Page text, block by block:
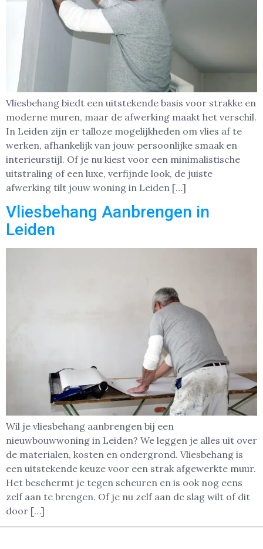
Vliesbehang biedt een uitstekende basis voor strakke en
moderne muren, maar de afwerking maakt het verschil.
In Leiden zijn er talloze mogelijkheden om vlies af te
werken, afhankelijk van jouw persoonlijke smaak en
interieurstijl. Of je nu kiest voor een minimalistische
uitstraling of een luxe, verfijnde look, de juiste
afwerking tilt jouw woning in Leiden […]
Vliesbehang Aanbrengen in
Leiden
Wil je vliesbehang aanbrengen bij een
nieuwbouwwoning in Leiden? We leggen je alles uit over
de materialen, kosten en ondergrond. Vliesbehang is
een uitstekende keuze voor een strak afgewerkte muur.
Het beschermt je tegen scheuren en is ook nog eens
zelf aan te brengen. Of je nu zelf aan de slag wilt of dit
door […]